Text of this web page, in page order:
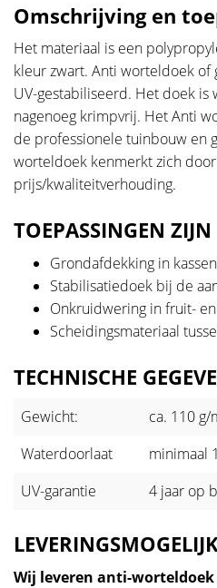
Omschrijving en
Het materiaal is een
kleur zwart. Anti worteldoek
UV-gestabiliseerd. Het doek
nagenoeg krimpvrij. Het Anti
de professionele tuinbouw en
worteldoek kenmerkt zich
prijs/kwaliteitverhouding.
TOEPASSINGEN
Grondafdekking in
Stabilisatiedoek bij de
Onkruidwering in fruit-
Scheidingsmateriaal
TECHNISCHE
Gewicht:
ca. 110 g/
Waterdoorlaat
minimaal
UV-garantie
4 jaar op
Wij leveren anti-